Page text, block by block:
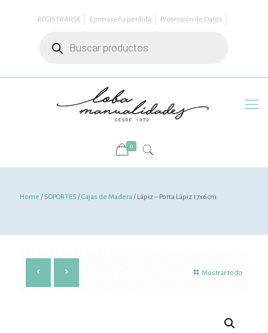
REGISTRARSE Contraseña perdida
Protección de Datos
productos
0
Home / SOPORTES /Cajas de Madera/ Lápiz – Porta Lápiz 17x6cm
Mostrar todo